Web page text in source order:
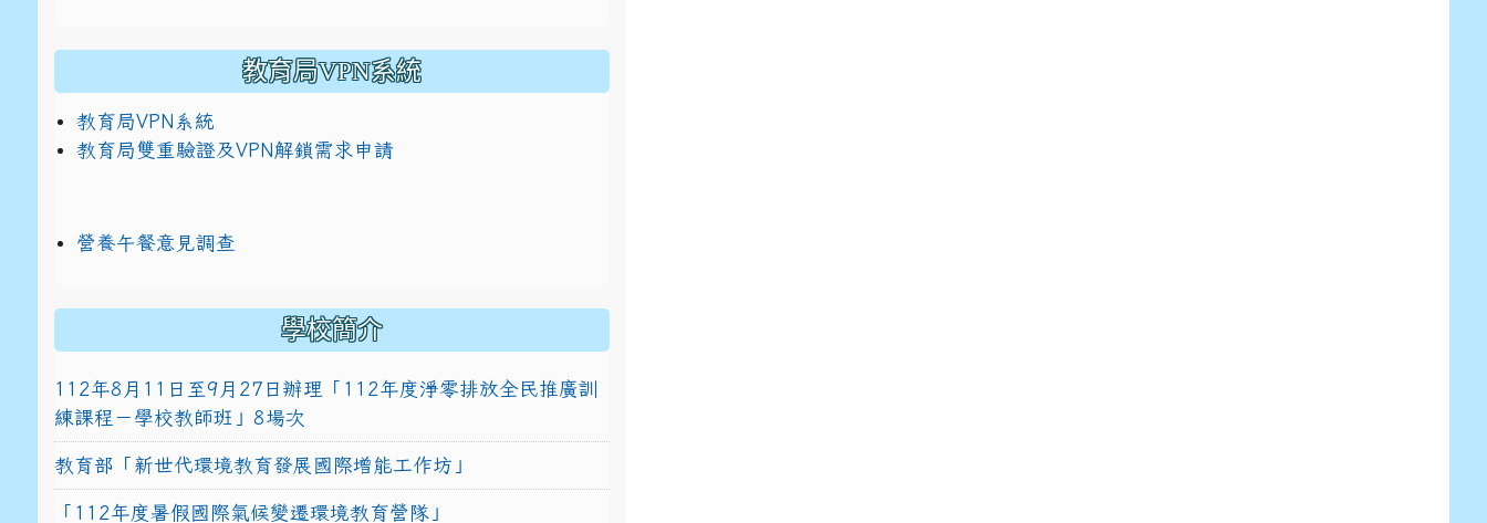
教育局VPN系統
教育局VPN系統
教育局雙重驗證及VPN解鎖需求申請
營養午餐意見調查
學校簡介
112年8月11日至9月27日辦理「112年度淨零排放全民推廣訓
練課程－學校教師班」8場次
教育部「新世代環境教育發展國際增能工作坊」
「112年度暑假國際氣候變遷環境教育營隊」